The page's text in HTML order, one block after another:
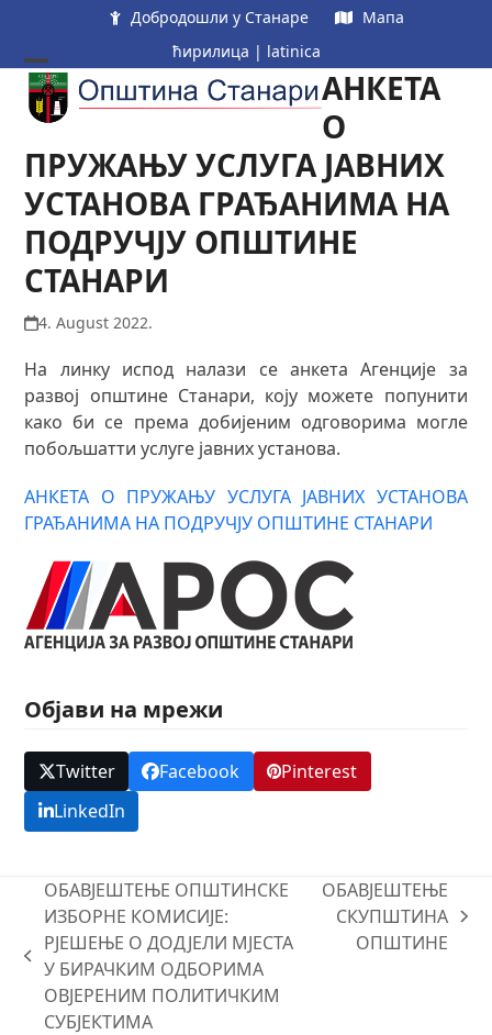
content
Добродошли у Станаре
Мапа
ћирилица | latinica
Open
mobile
menu
Close
mobile
menu
АНКЕТА
О
ПРУЖАЊУ УСЛУГА ЈАВНИХ
УСТАНОВА ГРАЂАНИМА НА
ПОДРУЧЈУ ОПШТИНЕ
СТАНАРИ
4. August 2022.
На линку испод налази се анкета Агенције за
развој општине Станари, коју можете попунити
како би се према добијеним одговорима могле
побољшатти услуге јавних установа.
АНКЕТА О ПРУЖАЊУ УСЛУГА ЈАВНИХ УСТАНОВА
ГРАЂАНИМА НА ПОДРУЧЈУ ОПШТИНЕ СТАНАРИ
Објави на мрежи
Twitter Facebook
Pinterest
LinkedIn
previous
post:
ОБАВЈЕШТЕЊЕ ОПШТИНСКЕ
ИЗБОРНЕ КОМИСИЈЕ:
РЈЕШЕЊЕ О ДОДЈЕЛИ МЈЕСТА
У БИРАЧКИМ ОДБОРИМА
ОВЈЕРЕНИМ ПОЛИТИЧКИМ
СУБЈЕКТИМА
next
post:
ОБАВЈЕШТЕЊЕ
СКУПШТИНА
ОПШТИНЕ